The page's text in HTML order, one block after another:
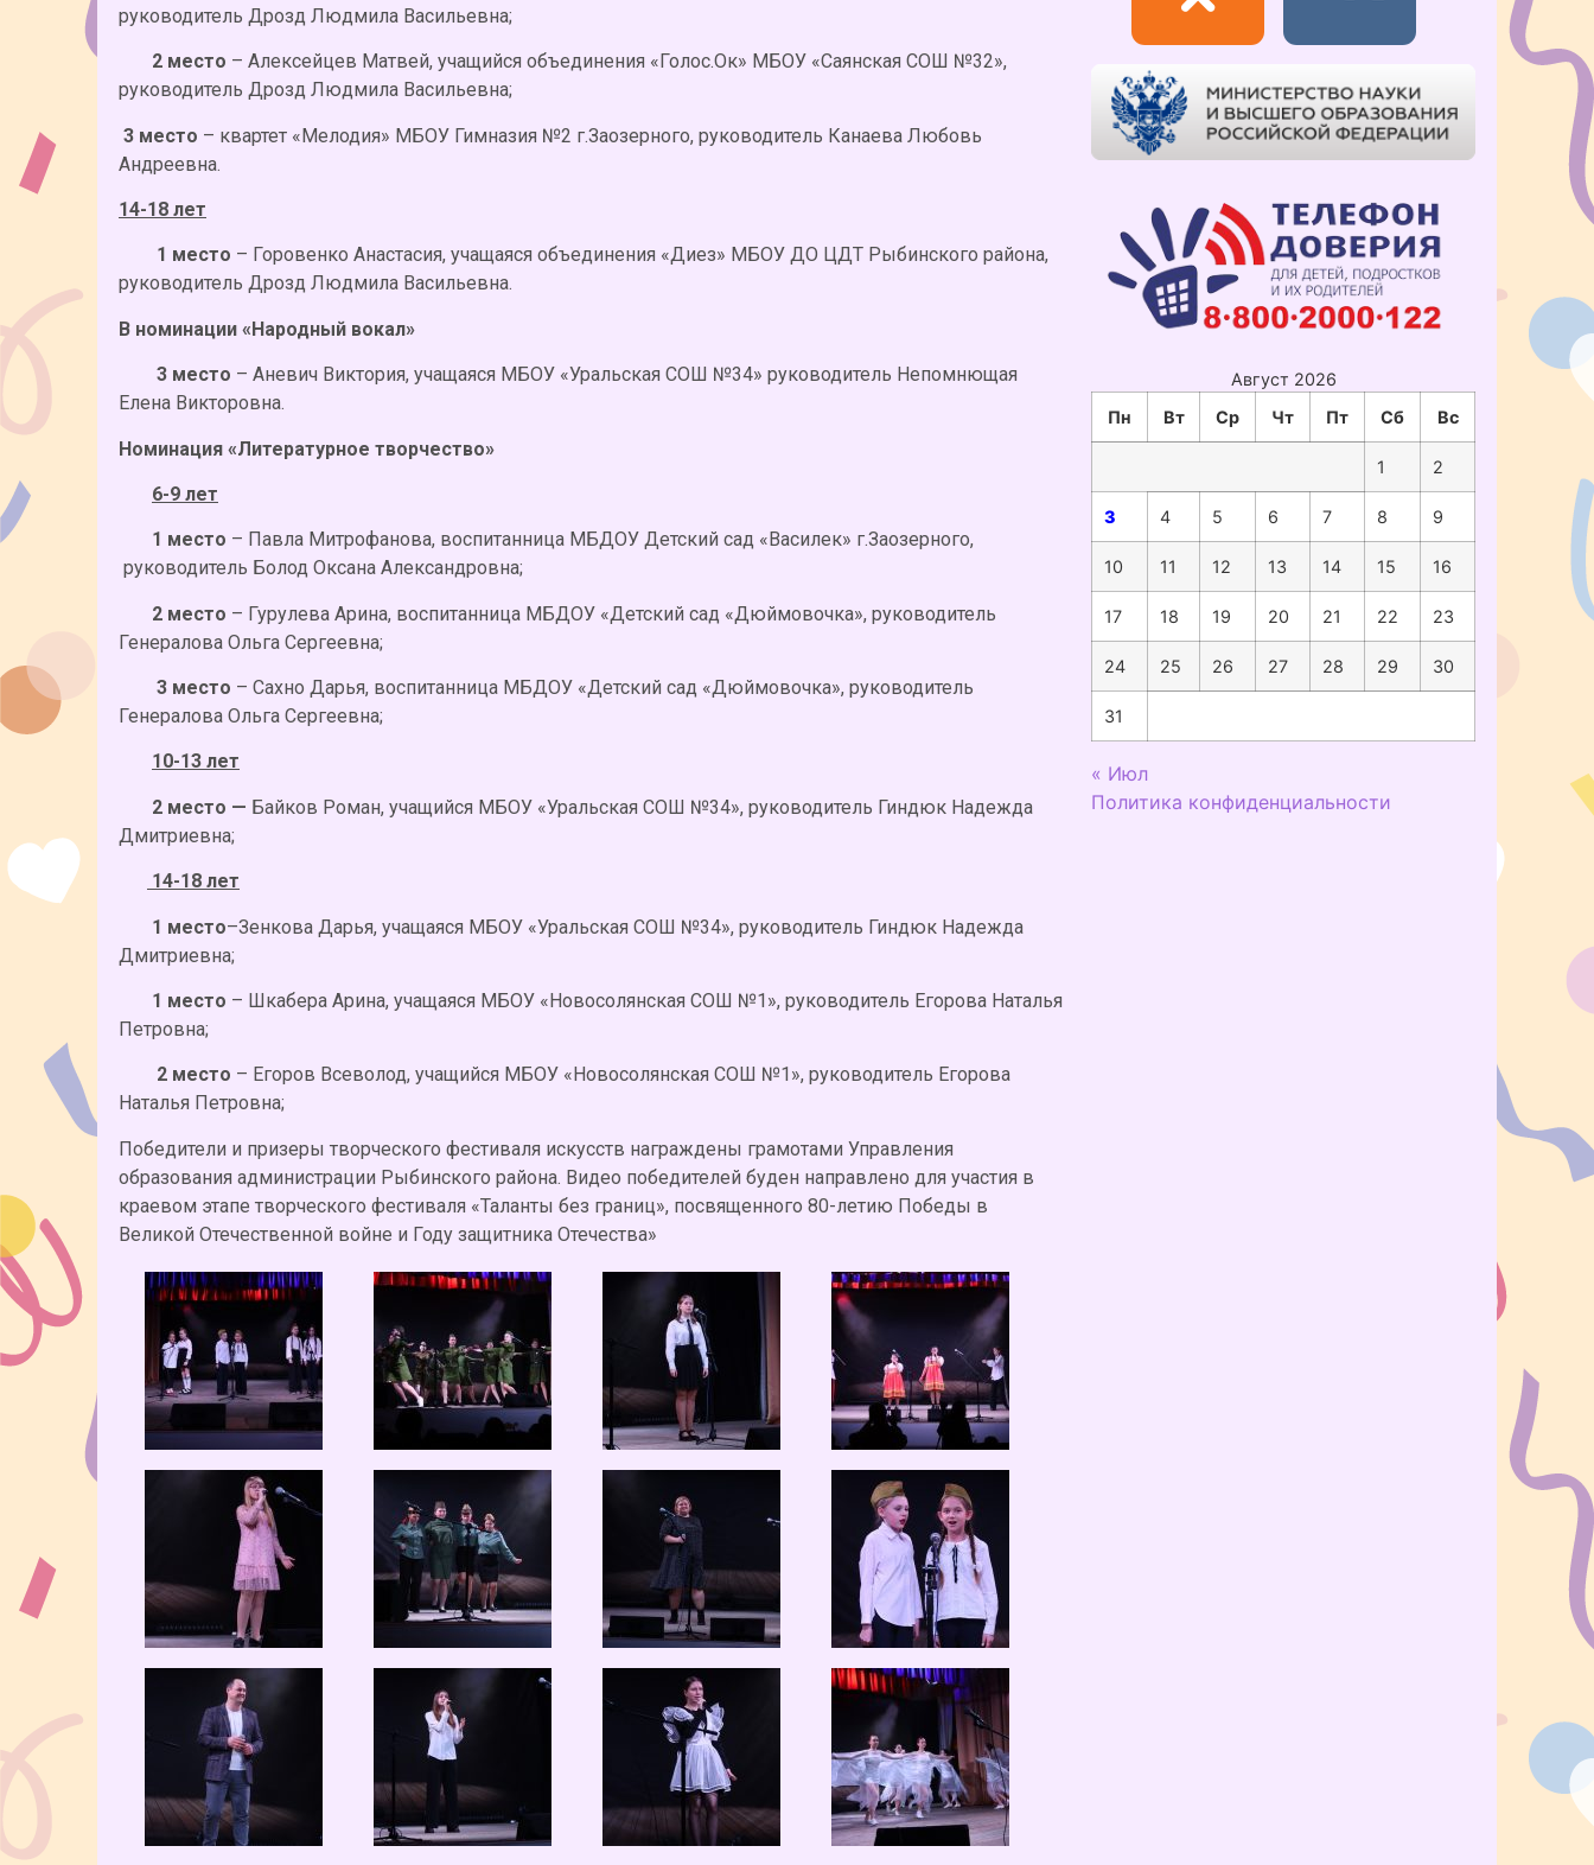
руководитель Дрозд Людмила Васильевна;
2 место – Алексейцев Матвей, учащийся объединения «Голос.Ок» МБОУ «Саянская СОШ №32»,
руководитель Дрозд Людмила Васильевна;
3 место – квартет «Мелодия» МБОУ Гимназия №2 г.Заозерного, руководитель Канаева Любовь
Андреевна.
14-18 лет
1 место – Горовенко Анастасия, учащаяся объединения «Диез» МБОУ ДО ЦДТ Рыбинского района,
руководитель Дрозд Людмила Васильевна.
В номинации «Народный вокал»
3 место – Аневич Виктория, учащаяся МБОУ «Уральская СОШ №34» руководитель Непомнющая
Елена Викторовна.
Номинация «Литературное творчество»
6-9 лет
1 место – Павла Митрофанова, воспитанница МБДОУ Детский сад «Василек» г.Заозерного,
руководитель Болод Оксана Александровна;
2 место – Гурулева Арина, воспитанница МБДОУ «Детский сад «Дюймовочка», руководитель
Генералова Ольга Сергеевна;
3 место – Сахно Дарья, воспитанница МБДОУ «Детский сад «Дюймовочка», руководитель
Генералова Ольга Сергеевна;
10-13 лет
2 место — Байков Роман, учащийся МБОУ «Уральская СОШ №34», руководитель Гиндюк Надежда
Дмитриевна;
14-18 лет
1 место–Зенкова Дарья, учащаяся МБОУ «Уральская СОШ №34», руководитель Гиндюк Надежда
Дмитриевна;
1 место – Шкабера Арина, учащаяся МБОУ «Новосолянская СОШ №1», руководитель Егорова Наталья
Петровна;
2 место – Егоров Всеволод, учащийся МБОУ «Новосолянская СОШ №1», руководитель Егорова
Наталья Петровна;
Победители и призеры творческого фестиваля искусств награждены грамотами Управления
образования администрации Рыбинского района. Видео победителей буден направлено для участия в
краевом этапе творческого фестиваля «Таланты без границ», посвященного 80-летию Победы в
Великой Отечественной войне и Году защитника Отечества»
Август 2026
Пн
Вт Ср Чт Пт Сб Вс
1 2
3 4 5 6 7 8 9
10 11 12 13 14 15 16
17 18 19 20 21 22 23
24 25 26 27 28 29 30
31
« Июл
Политика конфиденциальности